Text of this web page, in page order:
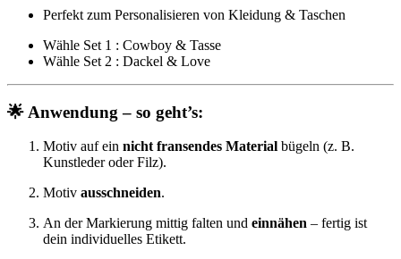
Perfekt zum Personalisieren von Kleidung & Taschen
Wähle Set 1 : Cowboy & Tasse
Wähle Set 2 : Dackel & Love
🌟 Anwendung – so geht’s:
Motiv auf ein nicht fransendes Material bügeln (z. B.
Kunstleder oder Filz).
Motiv ausschneiden.
An der Markierung mittig falten und einnähen – fertig ist
dein individuelles Etikett.